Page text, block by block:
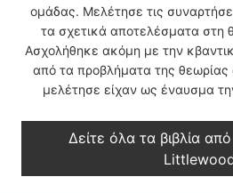
ομάδας. Μελέτησε τις
τα σχετικά αποτελέσματα στη
Ασχολήθηκε ακόμη με την
από τα προβλήματα της
μελέτησε είχαν ως έναυσμα
Δείτε όλα τα βιβλία